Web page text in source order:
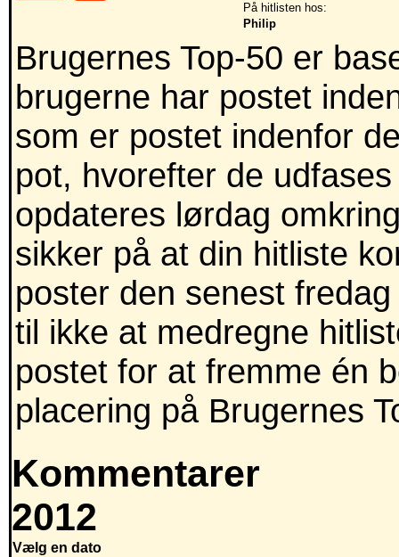
På hitlisten hos:
Philip
Brugernes Top-50 er
brugerne har postet
som er postet indenfor
pot, hvorefter de
opdateres lørdag
sikker på at din hitliste
poster den senest
til ikke at medregne
postet for at fremme én
placering på Brugernes
Kommentarer
2012
Vælg en dato